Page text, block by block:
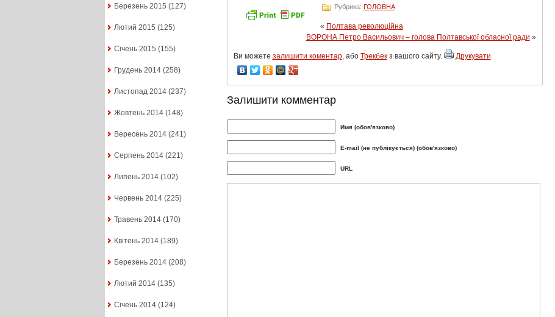
Березень 2015 (127)
Лютий 2015 (125)
Січень 2015 (155)
Грудень 2014(258)
Листопад 2014(237)
Жовтень 2014(148)
Вересень 2014(241)
Серпень 2014(221)
Липень 2014(102)
Червень 2014(225)
Травень 2014(170)
Квітень 2014(189)
Березень 2014(208)
Лютий 2014(135)
Січень 2014(124)
Рубрика: ГОЛОВНА
« Полтава революційна
ВОРОНА Петро Васильович – голова Полтавської обласної ради »
Ви можете залишити коментар, або Трекбекз вашого сайту. Друкувати
Залишити комментар
Имя (обов'язково)
E-mail (не публікується) (обов'язково)
URL